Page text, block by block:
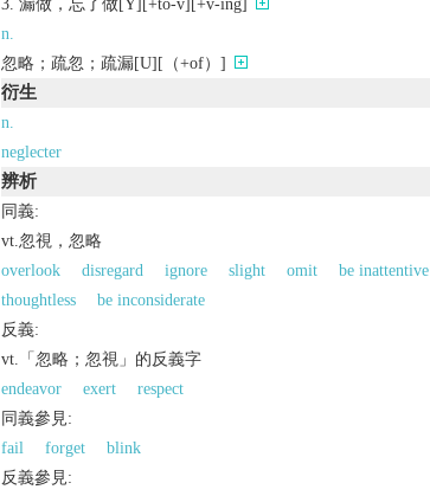
漏做，忘了做[Y][+to-v][+v-ing]
n.
忽略；疏忽；疏漏[U][（+of）]
衍生
n.
neglecter
辨析
同義:
vt.忽視，忽略
overlook
disregard ignore slight omit be inattentive
thoughtless
be inconsiderate
反義:
vt.「忽略；忽視」的反義字
endeavor
exert
respect
同義參見:
fail
forget
blink
反義參見: